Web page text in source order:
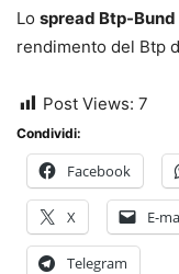
Lo spread Btp-Bund
rendimento del Btp
Post Views: 7
Condividi:
Facebook
X E-
Telegram